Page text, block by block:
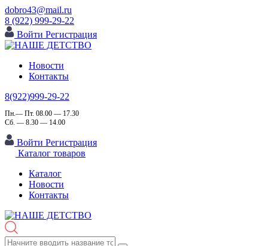
dobro43@mail.ru
8 (922) 999-29-22
Войти Регистрация
Новости
Контакты
8(922)999-29-22
Пн.— Пт. 08.00 — 17.30
Сб. — 8.30 — 14.00
Войти Регистрация
Каталог товаров
Каталог
Новости
Контакты